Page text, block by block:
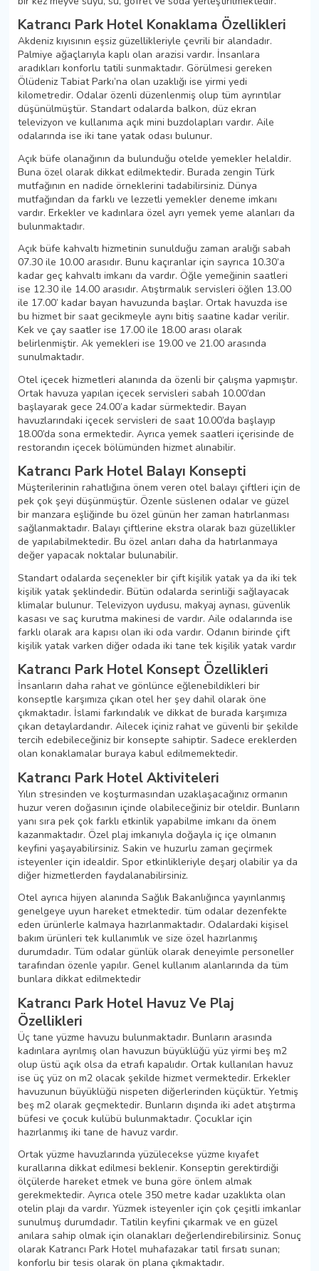
Katrancı Park Hotel Konaklama Özellikleri
Akdeniz kıyısının eşsiz güzellikleriyle çevrili bir alandadır.
Palmiye ağaçlarıyla kaplı olan arazisi vardır. İnsanlara
aradıkları konforlu tatili sunmaktadır. Görülmesi gereken
Ölüdeniz Tabiat Parkı’na olan uzaklığı ise yirmi yedi
kilometredir. Odalar özenli düzenlenmiş olup tüm ayrıntılar
düşünülmüştür. Standart odalarda balkon, düz ekran
televizyon ve kullanıma açık mini buzdolapları vardır. Aile
odalarında ise iki tane yatak odası bulunur.
Açık büfe olanağının da bulunduğu otelde yemekler helaldir.
Buna özel olarak dikkat edilmektedir. Burada zengin Türk
mutfağının en nadide örneklerini tadabilirsiniz. Dünya
mutfağından da farklı ve lezzetli yemekler deneme imkanı
vardır. Erkekler ve kadınlara özel ayrı yemek yeme alanları da
bulunmaktadır.
Açık büfe kahvaltı hizmetinin sunulduğu zaman aralığı sabah
07.30 ile 10.00 arasıdır. Bunu kaçıranlar için sayrıca 10.30’a
kadar geç kahvaltı imkanı da vardır. Öğle yemeğinin saatleri
ise 12.30 ile 14.00 arasıdır. Atıştırmalık servisleri öğlen 13.00
ile 17.00’ kadar bayan havuzunda başlar. Ortak havuzda ise
bu hizmet bir saat gecikmeyle aynı bitiş saatine kadar verilir.
Kek ve çay saatler ise 17.00 ile 18.00 arası olarak
belirlenmiştir. Ak yemekleri ise 19.00 ve 21.00 arasında
sunulmaktadır.
Otel içecek hizmetleri alanında da özenli bir çalışma yapmıştır.
Ortak havuza yapılan içecek servisleri sabah 10.00’dan
başlayarak gece 24.00’a kadar sürmektedir. Bayan
havuzlarındaki içecek servisleri de saat 10.00’da başlayıp
18.00’da sona ermektedir. Ayrıca yemek saatleri içerisinde de
restorandın içecek bölümünden hizmet alınabilir.
Katrancı Park Hotel Balayı Konsepti
Müşterilerinin rahatlığına önem veren otel balayı çiftleri için de
pek çok şeyi düşünmüştür. Özenle süslenen odalar ve güzel
bir manzara eşliğinde bu özel günün her zaman hatırlanması
sağlanmaktadır. Balayı çiftlerine ekstra olarak bazı güzellikler
de yapılabilmektedir. Bu özel anları daha da hatırlanmaya
değer yapacak noktalar bulunabilir.
Standart odalarda seçenekler bir çift kişilik yatak ya da iki tek
kişilik yatak şeklindedir. Bütün odalarda serinliği sağlayacak
klimalar bulunur. Televizyon uydusu, makyaj aynası, güvenlik
kasası ve saç kurutma makinesi de vardır. Aile odalarında ise
farklı olarak ara kapısı olan iki oda vardır. Odanın birinde çift
kişilik yatak varken diğer odada iki tane tek kişilik yatak vardır
Katrancı Park Hotel Konsept Özellikleri
İnsanların daha rahat ve gönlünce eğlenebildikleri bir
konseptle karşımıza çıkan otel her şey dahil olarak öne
çıkmaktadır. İslami farkındalık ve dikkat de burada karşımıza
çıkan detaylardandır. Ailecek içiniz rahat ve güvenli bir şekilde
tercih edebileceğiniz bir konsepte sahiptir. Sadece ereklerden
olan konaklamalar buraya kabul edilmemektedir.
Katrancı Park Hotel Aktiviteleri
Yılın stresinden ve koşturmasından uzaklaşacağınız ormanın
huzur veren doğasının içinde olabileceğiniz bir oteldir. Bunların
yanı sıra pek çok farklı etkinlik yapabilme imkanı da önem
kazanmaktadır. Özel plaj imkanıyla doğayla iç içe olmanın
keyfini yaşayabilirsiniz. Sakin ve huzurlu zaman geçirmek
isteyenler için idealdir. Spor etkinlikleriyle deşarj olabilir ya da
diğer hizmetlerden faydalanabilirsiniz.
Otel ayrıca hijyen alanında Sağlık Bakanlığınca yayınlanmış
genelgeye uyun hareket etmektedir. tüm odalar dezenfekte
eden ürünlerle kalmaya hazırlanmaktadır. Odalardaki kişisel
bakım ürünleri tek kullanımlık ve size özel hazırlanmış
durumdadır. Tüm odalar günlük olarak deneyimle personeller
tarafından özenle yapılır. Genel kullanım alanlarında da tüm
bunlara dikkat edilmektedir
Katrancı Park Hotel Havuz Ve Plaj
Özellikleri
Üç tane yüzme havuzu bulunmaktadır. Bunların arasında
kadınlara ayrılmış olan havuzun büyüklüğü yüz yirmi beş m2
olup üstü açık olsa da etrafı kapalıdır. Ortak kullanılan havuz
ise üç yüz on m2 olacak şekilde hizmet vermektedir. Erkekler
havuzunun büyüklüğü nispeten diğerlerinden küçüktür. Yetmiş
beş m2 olarak geçmektedir. Bunların dışında iki adet atıştırma
büfesi ve çocuk kulübü bulunmaktadır. Çocuklar için
hazırlanmış iki tane de havuz vardır.
Ortak yüzme havuzlarında yüzülecekse yüzme kıyafet
kurallarına dikkat edilmesi beklenir. Konseptin gerektirdiği
ölçülerde hareket etmek ve buna göre önlem almak
gerekmektedir. Ayrıca otele 350 metre kadar uzaklıkta olan
otelin plajı da vardır. Yüzmek isteyenler için çok çeşitli imkanlar
sunulmuş durumdadır. Tatilin keyfini çıkarmak ve en güzel
anılara sahip olmak için olanakları değerlendirebilirsiniz. Sonuç
olarak Katrancı Park Hotel muhafazakar tatil fırsatı sunan;
konforlu bir tesis olarak ön plana çıkmaktadır.